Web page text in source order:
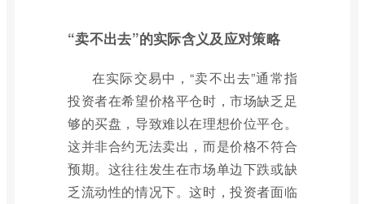
“卖不出去”的实际含义及应对策略
在实际交易中，“卖不出去”通常指
投资者在希望价格平仓时，市场缺乏足
够的买盘，导致难以在理想价位平仓。
这并非合约无法卖出，而是价格不符合
预期。这往往发生在市场单边下跌或缺
乏流动性的情况下。这时，投资者面临